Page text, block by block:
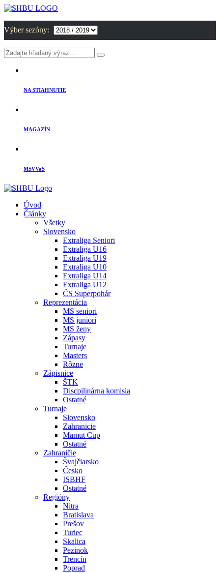
Výber sezóny:
NA STIAHNUTIE
MAGAZÍN
MSVVaS
Úvod
Články
Všetky
Slovensko
Extraliga Seniori
Extraliga U16
Extraliga U19
Extraliga U10
Extraliga U14
Extraliga U12
ČS Superpohár
Reprezentácia
MS seniori
MS juniori
MS ženy
Zápasy
Turnaje
Masters
Rôzne
Zápisnice
ŠTK
Discpilinárna komisia
Ostatné
Turnaje
Slovensko
Zahranicie
Mamut Cup
Ostatné
Zahraničie
Švajčiarsko
Česko
ISBHF
Ostatné
Regióny
Nitra
Bratislava
Prešov
Turiec
Skalica
Pezinok
Trencín
Poprad